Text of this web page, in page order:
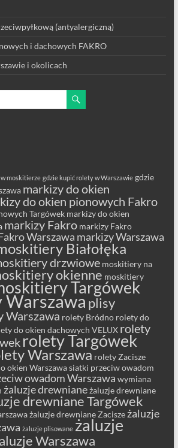
(antyalergiczną)
i dachowych FAKRO
i okolicach
moskitierze gdzie kupić rolety w Warszawie gdzie
markizy do okien
do okien pionowych Fakro
Targówek markizy do okien
markizy Fakro markizy Fakro
Warszawa markizy Warszawa
Białołęka
drzwiowe moskitiery na
okienne moskitiery
Targówek
plisy
Warszawa rolety Bródno rolety do
do okien dachowych VELUX rolety
rolety Targówek
Warszawa rolety Zacisze
okien Warszawasiatki przeciw owadom
owadom Warszawa wymiana
żaluzje drewnianeżaluzje drewniane
drewniane Targówek
żaluzje drewniane Zacisze żaluzje
żaluzje plisowane żaluzje
Warszawa